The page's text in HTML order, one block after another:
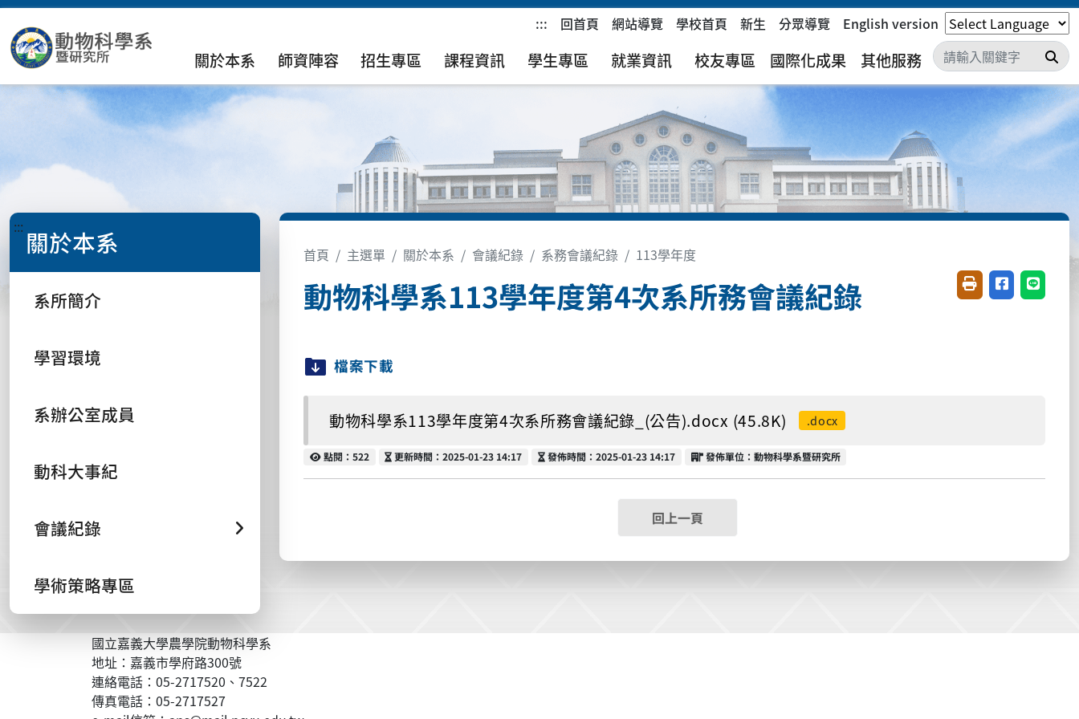
::: 回首頁 網站導覽 學校首頁 新生 分眾導覽 English version
關於本系 師資陣容 招生專區 課程資訊 學生專區 就業資訊 校友專區 國際化成果 其他服務 搜
::: 關於本系
系所簡介
學習環境
系辦公室成員
動科大事紀
會議紀錄
學術策略專區
首頁 主選單 關於本系 會議紀錄 系務會議紀錄 113學年度
動物科學系113學年度第4次系所務會議紀錄 友善列印(開新視窗)
分享至臉書(
分享至
檔案下載
動物科學系113學年度第4次系所務會議紀錄_(公告).docx (45.8K) .docx
點閱
點閱：522 更新時間
更新時間：2025-01-23 14:17 發佈時間
發佈時間：2025-01-23 14:17 發佈單位
發佈單位：動物科學系暨研究所
回上一頁
國立嘉義大學農學院動物科學系
地址：嘉義市學府路300號
連絡電話：05-2717520、7522
傳真電話：05-2717527